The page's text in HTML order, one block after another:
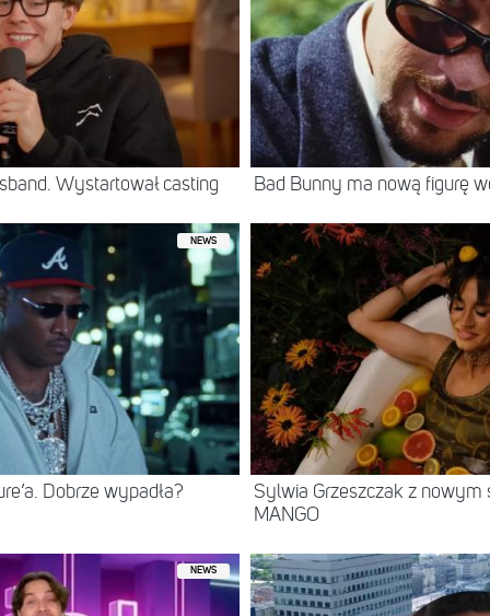
Wystartował casting Bad Bunny ma nową figurę
NEWS
Dobrze wypadła?
Sylwia Grzeszczak z nowym
MANGO
NEWS